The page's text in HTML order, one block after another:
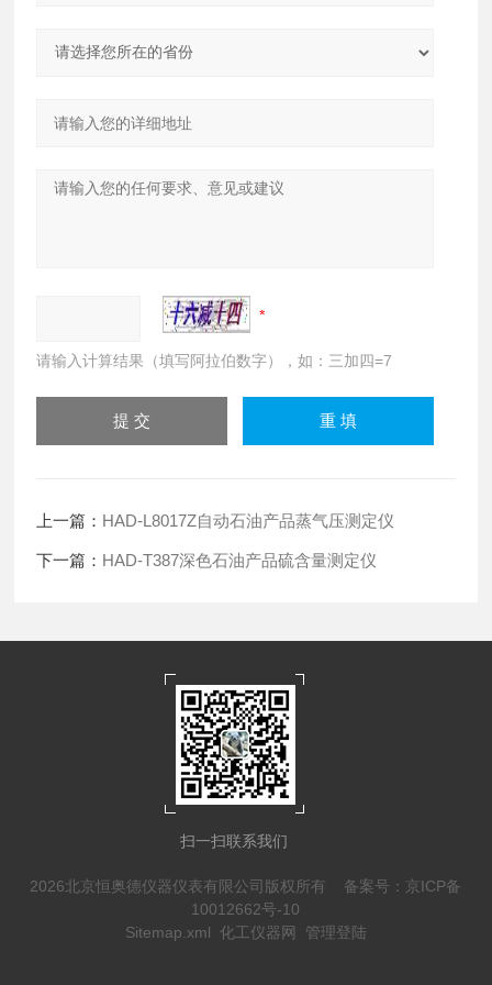
请输入计算结果（填写阿拉伯数字），如：三加四=7
上一篇： HAD-L8017Z自动石油产品蒸气压测定仪
下一篇： HAD-T387深色石油产品硫含量测定仪
扫一扫联系我们
2026北京恒奥德仪器仪表有限公司版权所有 备案号：京ICP备
10012662号-10
Sitemap.xml 化工仪器网 管理登陆